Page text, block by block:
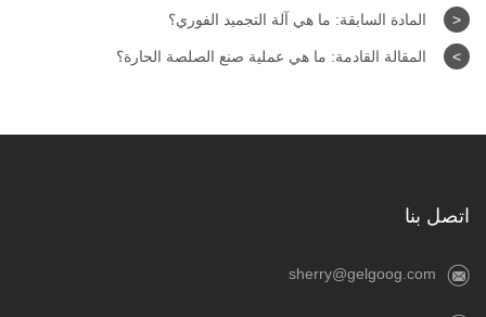
< المادة السابقة: ما هي آلة التجميد الفوري؟
> المقالة القادمة: ما هي عملية صنع الصلصة الحارة؟
اتصل بنا
sherry@gelgoog.com